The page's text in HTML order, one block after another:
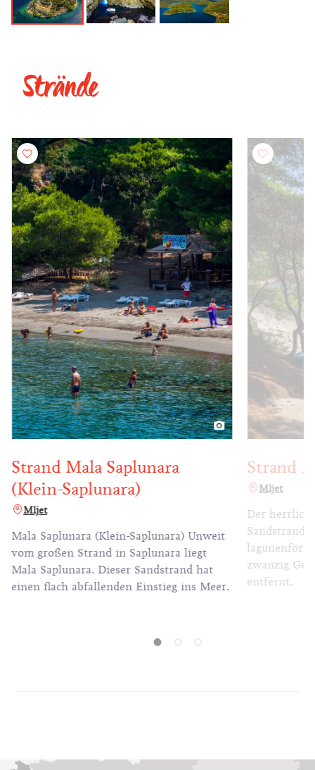
Strände
Strand Mala Saplunara
(Klein-Saplunara)
Mljet
Mala Saplunara (Klein-Saplunara) Unweit
vom großen Strand in Saplunara liegt
Mala Saplunara. Dieser Sandstrand hat
einen flach abfallenden Einstieg ins Meer.
Strand
Mljet
Der
Sandstrand
zwanzig
entfernt.